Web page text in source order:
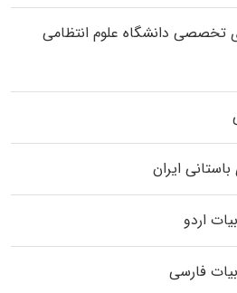
تخصصی داﻧﺸﮕﺎه ﻋﻠﻮم انتظامی
ایران
اردو
فارسی